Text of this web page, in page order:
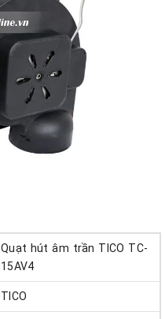
Quạt hút âm trần TICO TC-
15AV4
TICO